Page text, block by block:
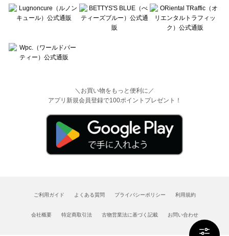
＼お買い物をもっと便利に／
アプリ新規会員登録で100ポイントプレゼント！
ご利用ガイド よくある質問 プライバシーポリシー 利用規約
会社概要 特定商取引法 古物営業法に基づく記載 お問い合わせ